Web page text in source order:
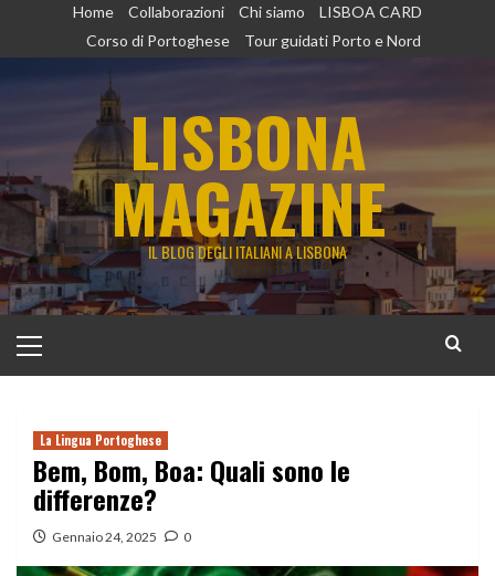
Home Collaborazioni Chi siamo
LISBOA CARD
Corso di Portoghese
Tour guidati Porto e Nord
LISBONA
MAGAZINE
IL BLOG DEGLI ITALIANI A LISBONA
principale
La Lingua Portoghese
Bem, Bom, Boa: Quali sono le
differenze?
Gennaio 24, 2025 0